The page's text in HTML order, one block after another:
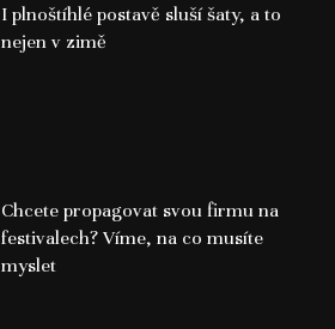
I plnoštíhlé postavě sluší šaty, a to
nejen v zimě
Chcete propagovat svou firmu na
festivalech? Víme, na co musíte
myslet